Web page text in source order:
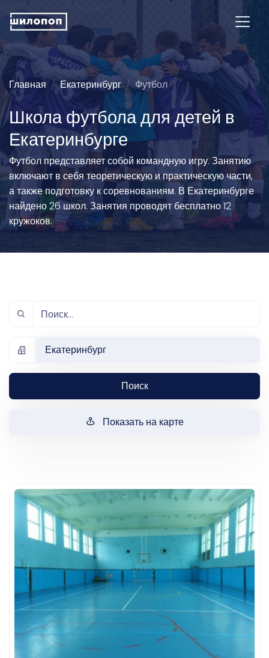
Главная Екатеринбург Футбол
Школа футбола для детей в
Екатеринбурге
Футбол представляет собой командную игру. Занятию
включают в себя теоретическую и практическую части,
а также подготовку к соревнованиям. В Екатеринбурге
найдено 26 школ. Занятия проводят бесплатно 12
кружоков.
Екатеринбург
Поиск
Показать на карте